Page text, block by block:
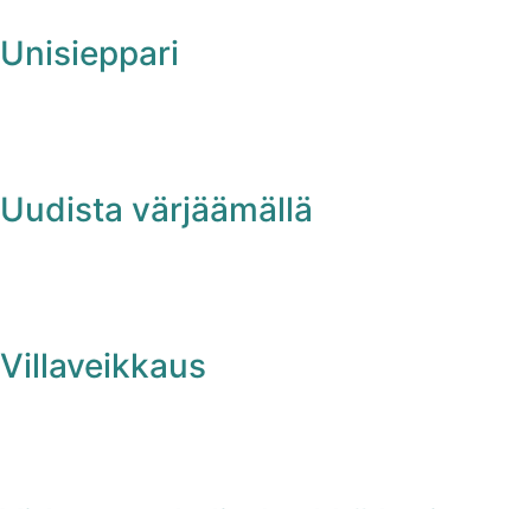
Unisieppari
Uudista värjäämällä
Villaveikkaus